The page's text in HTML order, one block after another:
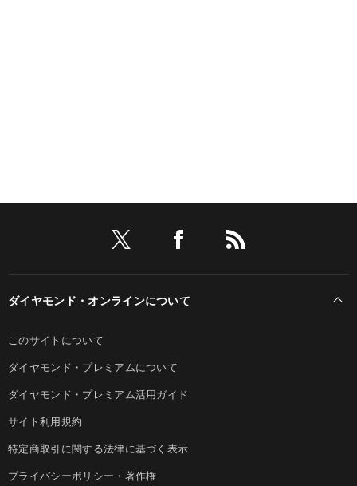
ダイヤモンド・オンラインについて
このサイトについて
ダイヤモンド・プレミアムについて
ダイヤモンド・プレミアム活用ガイド
サイト利用規約
特定商取引に関する法律に基づく表示
プライバシーポリシー・著作権